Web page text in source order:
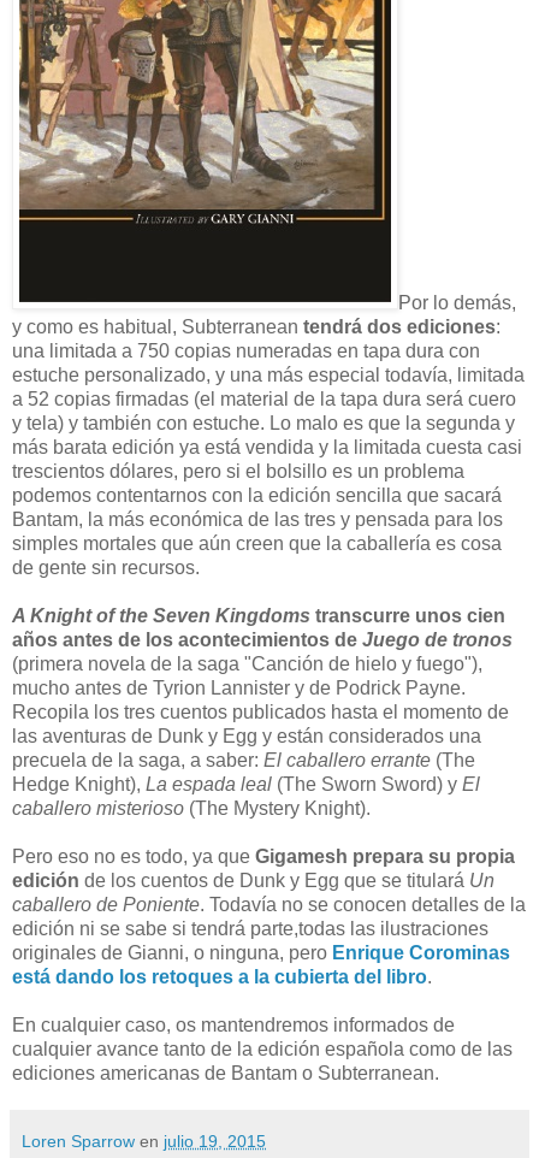
Por lo demás,
y como es habitual, Subterranean tendrá dos ediciones:
una limitada a 750 copias numeradas en tapa dura con
estuche personalizado, y una más especial todavía, limitada
a 52 copias firmadas (el material de la tapa dura será cuero
y tela) y también con estuche. Lo malo es que la segunda y
más barata edición ya está vendida y la limitada cuesta casi
trescientos dólares, pero si el bolsillo es un problema
podemos contentarnos con la edición sencilla que sacará
Bantam, la más económica de las tres y pensada para los
simples mortales que aún creen que la caballería es cosa
de gente sin recursos.
A Knight of the Seven Kingdoms transcurre unos cien
años antes de los acontecimientos de Juego de tronos
(primera novela de la saga "Canción de hielo y fuego"),
mucho antes de Tyrion Lannister y de Podrick Payne.
Recopila los tres cuentos publicados hasta el momento de
las aventuras de Dunk y Egg y están considerados una
precuela de la saga, a saber: El caballero errante (The
Hedge Knight), La espada leal (The Sworn Sword) y El
caballero misterioso (The Mystery Knight).
Pero eso no es todo, ya que Gigamesh prepara su propia
edición de los cuentos de Dunk y Egg que se titulará Un
caballero de Poniente. Todavía no se conocen detalles de la
edición ni se sabe si tendrá parte,todas las ilustraciones
originales de Gianni, o ninguna, pero Enrique Corominas
está dando los retoques a la cubierta del libro.
En cualquier caso, os mantendremos informados de
cualquier avance tanto de la edición española como de las
ediciones americanas de Bantam o Subterranean.
Loren Sparrow en julio 19, 2015